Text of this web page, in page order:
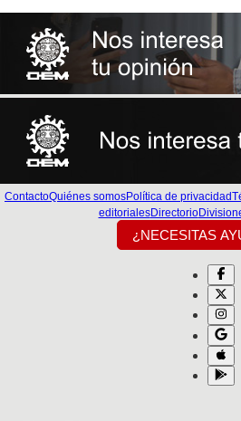
ContactoQuiénes somosPolítica de privacidad
editorialesDirectorio
¿NECESITAS